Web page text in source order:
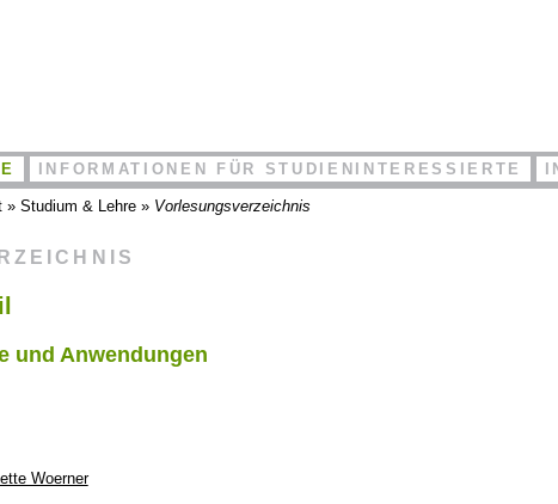
INFORMATIONEN FÜR STUDIENINTERESSIERTE
»Studium & Lehre » Vorlesungsverzeichnis
und Anwendungen
Woerner